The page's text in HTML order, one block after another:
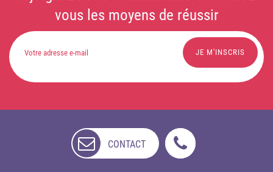
vous les moyens de réussir
CONTACT
DISPONIBLE